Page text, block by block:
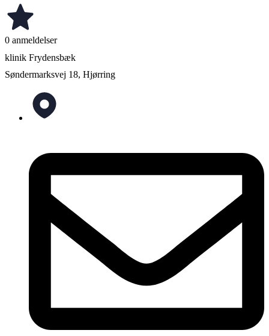
0 anmeldelser
klinik Frydensbæk
Søndermarksvej 18, Hjørring